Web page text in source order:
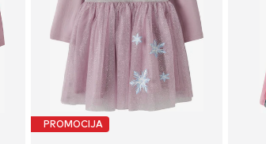
PROMOCIJA